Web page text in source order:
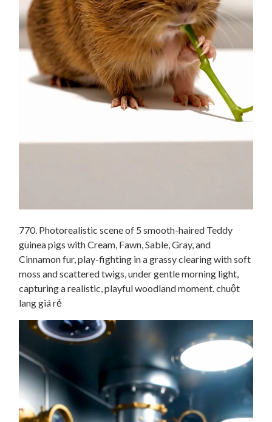
770. Photorealistic scene of 5 smooth-haired Teddy
guinea pigs with Cream, Fawn, Sable, Gray, and
Cinnamon fur, play-fighting in a grassy clearing with soft
moss and scattered twigs, under gentle morning light,
capturing a realistic, playful woodland moment. chuột
lang giá rẻ